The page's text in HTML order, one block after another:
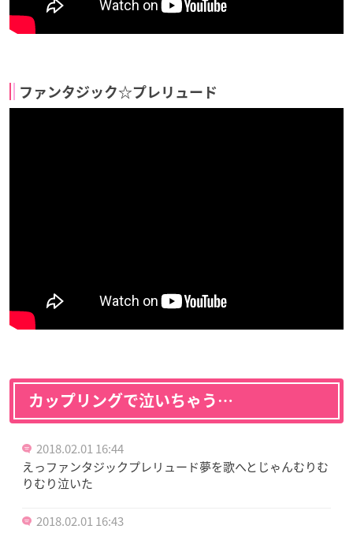
ファンタジック☆プレリュード
カップリングで泣いちゃう…
2018.02.01 16:44
えっファンタジックプレリュード夢を歌へとじゃんむりむ
りむり泣いた
2018.02.01 16:43